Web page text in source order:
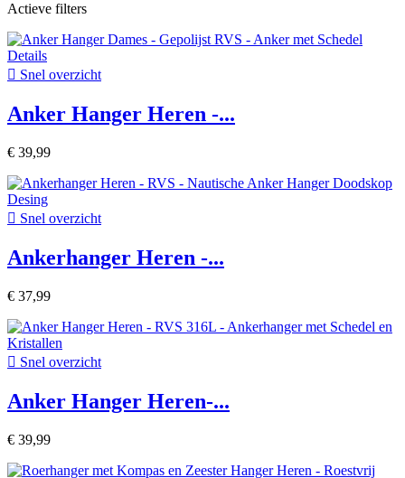
Actieve filters
 Snel overzicht
Anker Hanger Heren -...
€ 39,99
 Snel overzicht
Ankerhanger Heren -...
€ 37,99
 Snel overzicht
Anker Hanger Heren-...
€ 39,99